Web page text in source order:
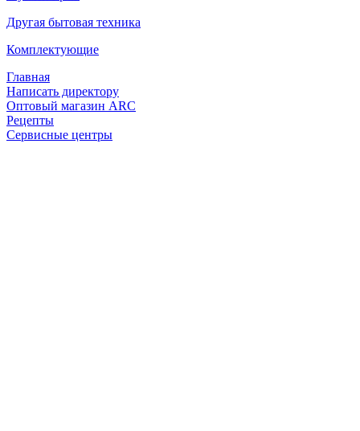
Другая бытовая техника
Комплектующие
Главная
Написать директору
Оптовый магазин ARC
Рецепты
Сервисные центры